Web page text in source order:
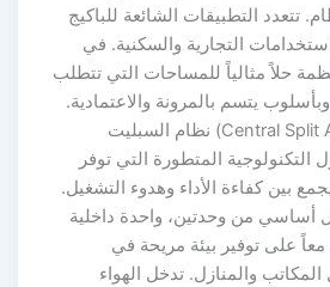
تتعدد التطبيقات الشائعة للباكيج
التجارية والسكنية. في
حلاً مثالياً للمساحات التي تتطلب
يتسم بالمرونة والاعتمادية.
السبليت السنترال (Central Split AC) نظام السبليت
التكنولوجية المتطورة التي توفر
بين كفاءة الأداء وهدوء التشغيل.
أساسي من وحدتين، واحدة داخلية
على توفير بيئة مريحة في
والمنازل. تدخل الهواء